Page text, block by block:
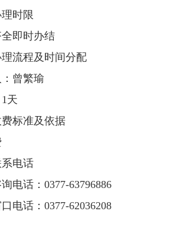
时限
即时办结
流程及时间分配
曾繁瑜
天
标准及依据
电话
电话：0377-63796886
电话：0377-62036208